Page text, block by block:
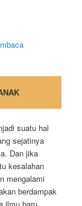
suatu hal
sejatinya
Dan jika
kesalahan
mengalami
berdampak